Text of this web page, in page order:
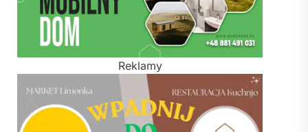
Reklamy